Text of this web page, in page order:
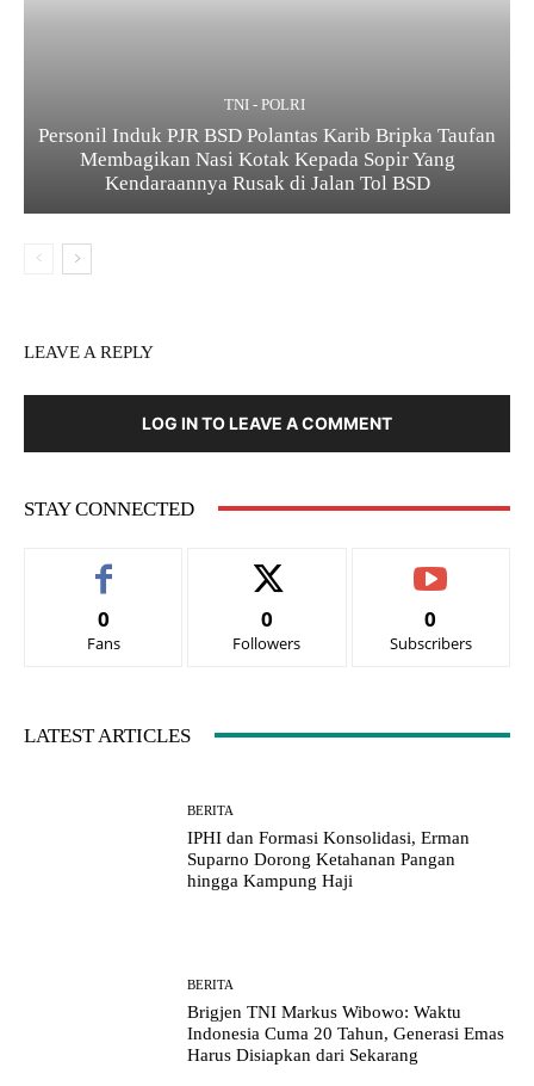
TNI - POLRI
Personil Induk PJR BSD Polantas Karib Bripka Taufan
Membagikan Nasi Kotak Kepada Sopir Yang
Kendaraannya Rusak di Jalan Tol BSD
LEAVE A REPLY
LOG IN TO LEAVE A COMMENT
STAY CONNECTED
0
Fans
0
Followers
0
Subscribers
LATEST ARTICLES
BERITA
IPHI dan Formasi Konsolidasi, Erman
Suparno Dorong Ketahanan Pangan
hingga Kampung Haji
BERITA
Brigjen TNI Markus Wibowo: Waktu
Indonesia Cuma 20 Tahun, Generasi Emas
Harus Disiapkan dari Sekarang